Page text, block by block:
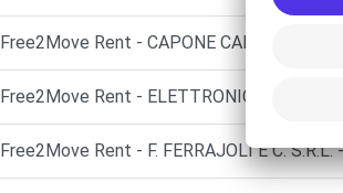
Free2Move Rent - CAPONE CARMINE -
Free2Move Rent - ELETTRONICA AUTO
Free2Move Rent - F. FERRAJOLI E C. S.R.L.